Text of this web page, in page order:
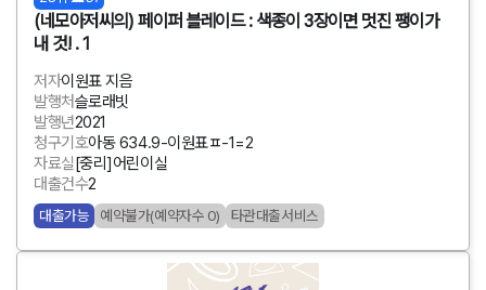
(네모아저씨의) 페이퍼 블레이드 : 색종이 3장이면 멋진 팽이가
내 것! . 1
저자이원표 지음
발행처슬로래빗
발행년2021
청구기호아동 634.9-이원표ㅍ-1=2
자료실[중리]어린이실
대출건수2
대출가능 예약불가(예약자수 0) 타관대출서비스